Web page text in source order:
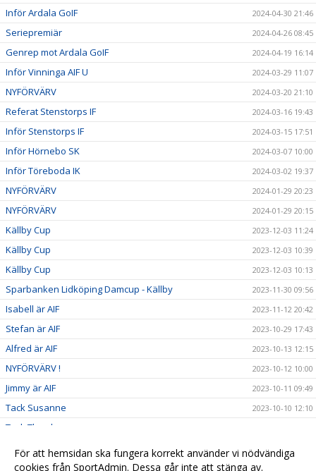
Inför Ardala GoIF 2024-04-30 21:46
Seriepremiär 2024-04-26 08:45
Genrep mot Ardala GoIF 2024-04-19 16:14
Inför Vinninga AIF U 2024-03-29 11:07
NYFÖRVÄRV 2024-03-20 21:10
Referat Stenstorps IF 2024-03-16 19:43
Inför Stenstorps IF 2024-03-15 17:51
Inför Hörnebo SK 2024-03-07 10:00
Inför Töreboda IK 2024-03-02 19:37
NYFÖRVÄRV 2024-01-29 20:23
NYFÖRVÄRV 2024-01-29 20:15
Källby Cup 2023-12-03 11:24
Källby Cup 2023-12-03 10:39
Källby Cup 2023-12-03 10:13
Sparbanken Lidköping Damcup - Källby 2023-11-30 09:56
Isabell är AIF 2023-11-12 20:42
Stefan är AIF 2023-10-29 17:43
Alfred är AIF 2023-10-13 12:15
NYFÖRVÄRV ! 2023-10-12 10:00
Jimmy är AIF 2023-10-11 09:49
Tack Susanne 2023-10-10 12:10
Tack Thord
Tack för all stöd! 2023-10-07 19:13
Referat Vinninga AIF 2023-09-09 18:31
För att hemsidan ska fungera korrekt använder vi nödvändiga
cookies från SportAdmin. Dessa går inte att stänga av.